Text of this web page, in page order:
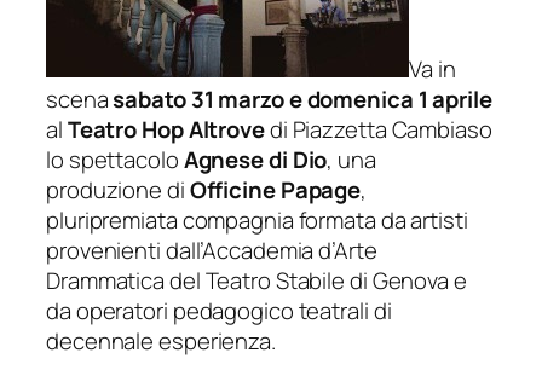
Va in
scenasabato 31 marzo e domenica 1 aprile
alTeatro Hop Altrovedi Piazzetta Cambiaso
lo spettacoloAgnese di Dio, una
produzione diOfficine Papage,
pluripremiata compagnia formata da artisti
provenienti dall’Accademia d’Arte
Drammatica del Teatro Stabile di Genova e
da operatori pedagogico teatrali di
decennale esperienza.